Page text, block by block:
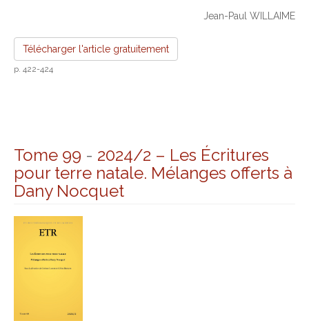
Jean-Paul WILLAIME
Télécharger l'article gratuitement
p. 422-424
Tome 99 - 2024/2 – Les Écritures
pour terre natale. Mélanges offerts à
Dany Nocquet